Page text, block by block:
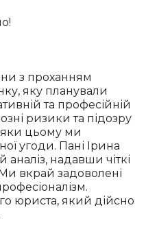
з проханням
яку планували
та професійній
ризики та підозру
цьому ми
угоди. Пані Ірина
надавши чіткі
вкрай задоволені
юриста, який дійсно